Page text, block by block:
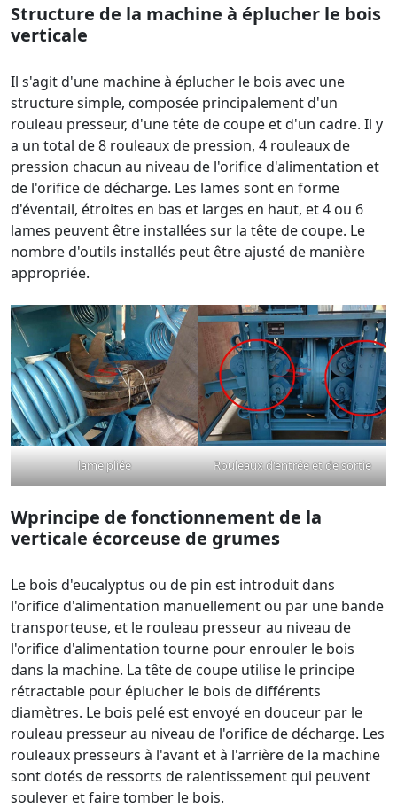
Structure de la machine à éplucher le bois
verticale
Il s'agit d'une machine à éplucher le bois avec une
structure simple, composée principalement d'un
rouleau presseur, d'une tête de coupe et d'un cadre. Il y
a un total de 8 rouleaux de pression, 4 rouleaux de
pression chacun au niveau de l'orifice d'alimentation et
de l'orifice de décharge. Les lames sont en forme
d'éventail, étroites en bas et larges en haut, et 4 ou 6
lames peuvent être installées sur la tête de coupe. Le
nombre d'outils installés peut être ajusté de manière
appropriée.
lame pliée Rouleaux d'entrée et de sortie
Wprincipe de fonctionnement de la
verticale écorceuse de grumes
Le bois d'eucalyptus ou de pin est introduit dans
l'orifice d'alimentation manuellement ou par une bande
transporteuse, et le rouleau presseur au niveau de
l'orifice d'alimentation tourne pour enrouler le bois
dans la machine. La tête de coupe utilise le principe
rétractable pour éplucher le bois de différents
diamètres. Le bois pelé est envoyé en douceur par le
rouleau presseur au niveau de l'orifice de décharge. Les
rouleaux presseurs à l'avant et à l'arrière de la machine
sont dotés de ressorts de ralentissement qui peuvent
soulever et faire tomber le bois.